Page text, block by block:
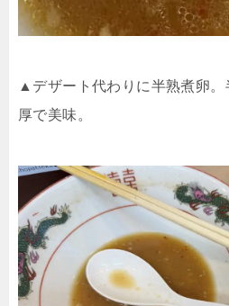
▲デザート代わりに半熟煮卵。
厚で美味。